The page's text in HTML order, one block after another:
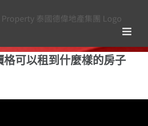
格可以租到什麼樣的房子